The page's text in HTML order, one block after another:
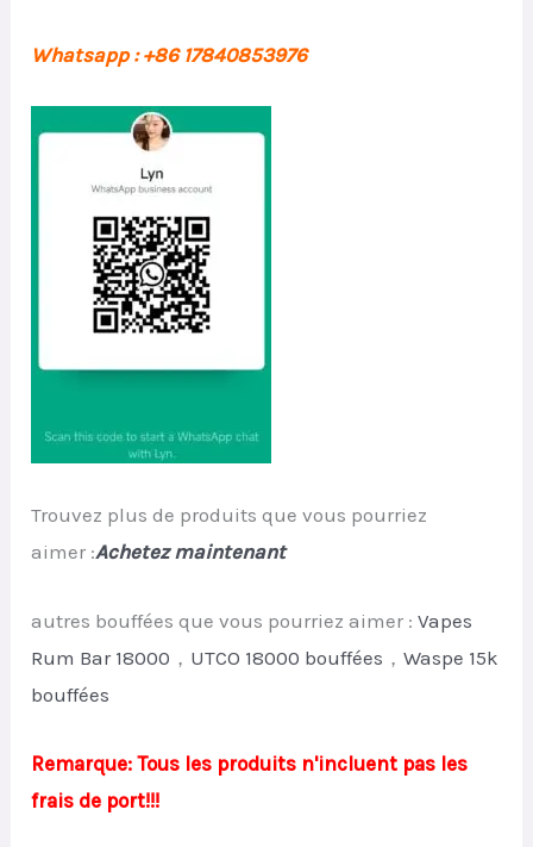
Whatsapp : +86 17840853976
Trouvez plus de produits que vous pourriez
aimer :Achetez maintenant
autres bouffées que vous pourriez aimer :Vapes
Rum Bar 18000 ， UTCO 18000 bouffées ，Waspe 15k
bouffées
Remarque: Tous les produits n'incluent pas les
frais de port!!!